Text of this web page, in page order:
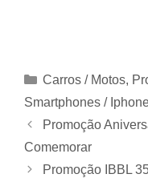
Categorias
Carros / Motos,
Smartphones /
Promoção
Comemorar
Promoção IBBL